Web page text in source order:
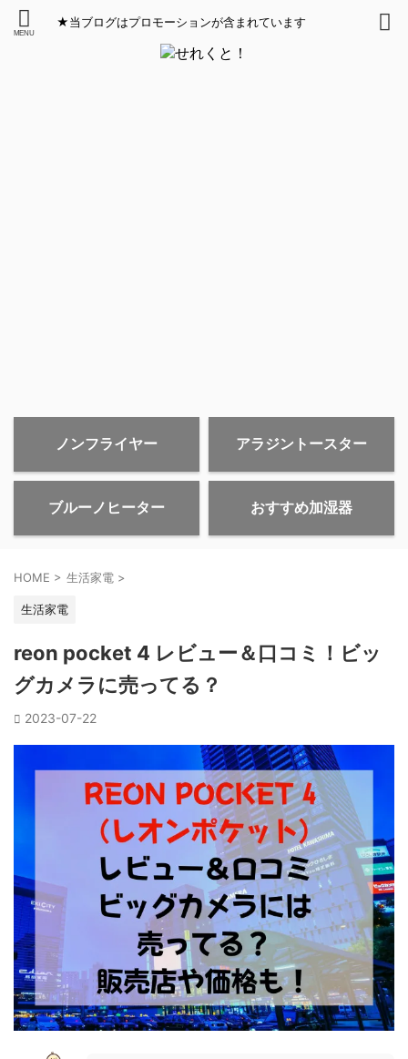
★当ブログはプロモーションが含まれています
ノンフライヤー アラジントースター
ブルーノヒーター おすすめ加湿器
HOME > 生活家電 >
生活家電
reon pocket 4 レビュー＆口コミ！ビッ
グカメラに売ってる？
2023-07-22